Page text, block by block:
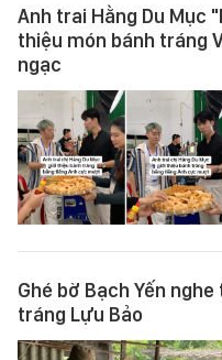
Anh trai Hằng Du Mục
thiệu món bánh tráng
ngạc
Ghé bờ Bạch Yến
tráng Lựu Bảo